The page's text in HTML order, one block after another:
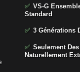
✅ VS-G
Standard
✅ 3 Générations
✅ Seulement
Naturellement